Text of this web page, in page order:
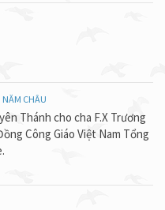
CHÂU
Thánh cho cha F.X Trương
Công Giáo Việt Nam Tổng